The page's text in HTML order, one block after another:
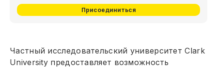
Присоединиться
Частный исследовательский университет Clark
University предоставляет возможность